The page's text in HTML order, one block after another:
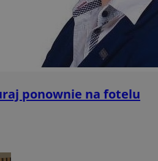
ponownie na fotelu